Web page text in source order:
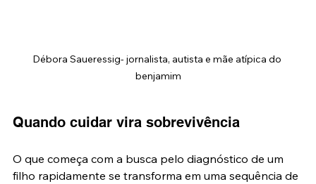
Débora Saueressig- jornalista, autista e mãe atípica do
benjamim
Quando cuidar vira sobrevivência
O que começa com a busca pelo diagnóstico de um
filho rapidamente se transforma em uma sequência de